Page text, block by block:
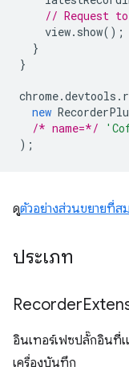
// Request
view. show();
}
}
chrome.devtools .
new
/* name=*/
);
ดูตัวอย่างส่วนขยายที่
ประเภท
Recorder
อินเทอร์เฟซปลั๊กอินที่
เครื่องบันทึก